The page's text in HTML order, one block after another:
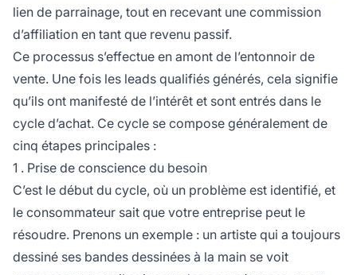
lien de parrainage, tout en recevant une commission
d’affiliation en tant que revenu passif.
Ce processus s’effectue en amont de l’entonnoir de
vente. Une fois les leads qualifiés générés, cela signifie
qu’ils ont manifesté de l’intérêt et sont entrés dans le
cycle d’achat. Ce cycle se compose généralement de
cinq étapes principales :
1 . Prise de conscience du besoin
C’est le début du cycle, où un problème est identifié, et
le consommateur sait que votre entreprise peut le
résoudre. Prenons un exemple : un artiste qui a toujours
dessiné ses bandes dessinées à la main se voit